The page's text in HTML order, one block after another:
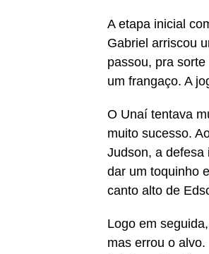
A etapa inicial
Gabriel arriscou
passou, pra
um frangaço. A
O Unaí tentava
muito sucesso.
Judson, a defesa
dar um toquinho
canto alto de
Logo em
mas errou o